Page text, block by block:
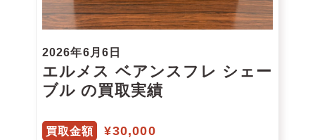
2026年6月6日
エルメス ベアンスフレ シェー
ブル の買取実績
買取金額 ¥30,000